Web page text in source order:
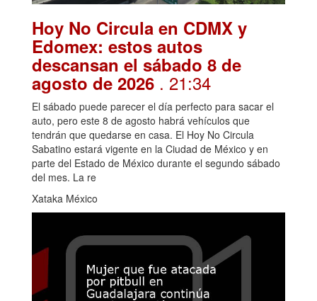
Hoy No Circula en CDMX y
Edomex: estos autos
descansan el sábado 8 de
agosto de 2026 . 21:34
El sábado puede parecer el día perfecto para sacar el
auto, pero este 8 de agosto habrá vehículos que
tendrán que quedarse en casa. El Hoy No Circula
Sabatino estará vigente en la Ciudad de México y en
parte del Estado de México durante el segundo sábado
del mes. La re
Xataka México